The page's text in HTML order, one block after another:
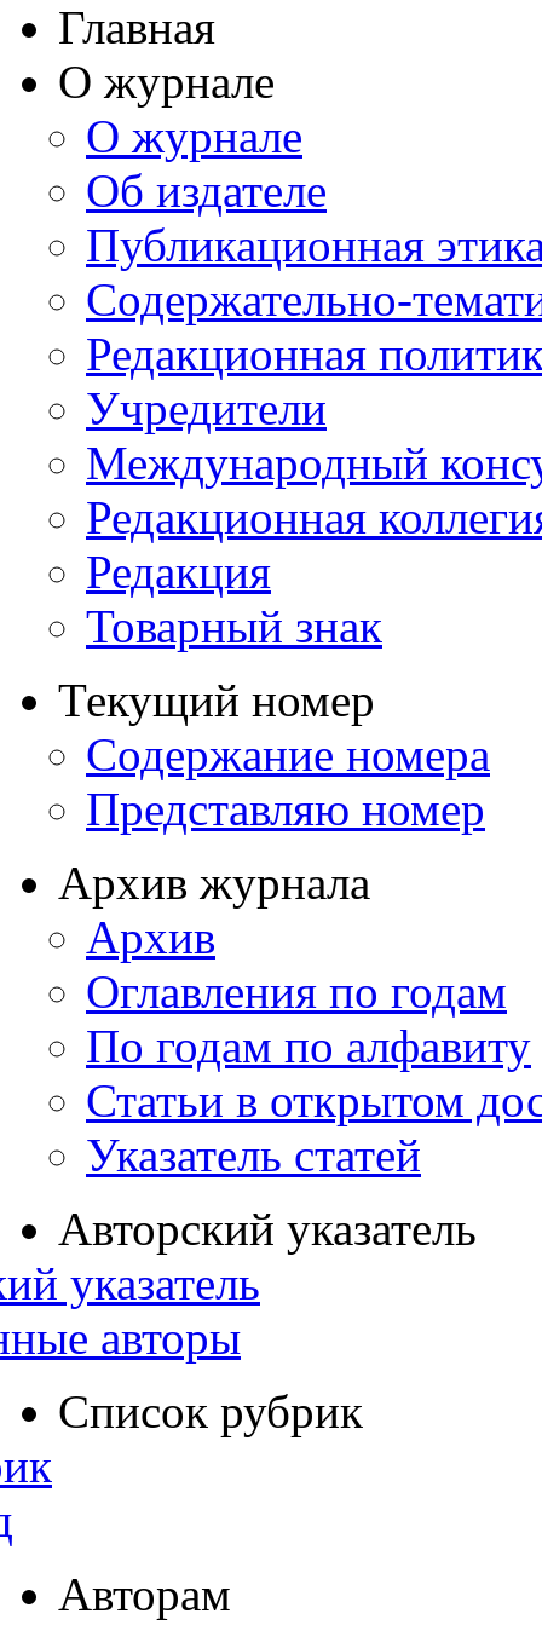
Главная
О журнале
О журнале
Об издателе
Публикационная
Содержательно-
Редакционная
Учредители
Международный
Редакционная
Редакция
Товарный знак
Текущий номер
Содержание номера
Представляю номер
Архив журнала
Архив
Оглавления по годам
По годам по алфавиту
Статьи в открытом
Указатель статей
Авторский указатель
указатель
авторы
Список рубрик
Авторам